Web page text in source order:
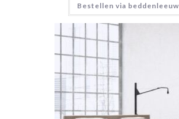
Bestellen via